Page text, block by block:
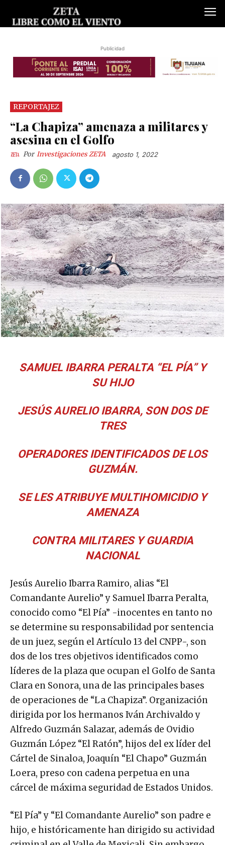
Publicidad
REPORTAJEZ
“La Chapiza” amenaza a militares y
asesina en el Golfo
Por Investigaciones ZETA agosto 1, 2022
SAMUEL IBARRA PERALTA “EL PÍA” Y
SU HIJO
JESÚS AURELIO IBARRA, SON DOS DE
TRES
OPERADORES IDENTIFICADOS DE LOS
GUZMÁN.
SE LES ATRIBUYE MULTIHOMICIDIO Y
AMENAZA
CONTRA MILITARES Y GUARDIA
NACIONAL
Jesús Aurelio Ibarra Ramiro, alias “El
Comandante Aurelio” y Samuel Ibarra Peralta,
conocido como “El Pía” -inocentes en tanto no
se determine su responsabilidad por sentencia
de un juez, según el Artículo 13 del CNPP-, son
dos de los tres objetivos identificados como
líderes de la plaza que ocupan el Golfo de Santa
Clara en Sonora, una de las principales bases
de operaciones de “La Chapiza”. Organización
dirigida por los hermanos Iván Archivaldo y
Alfredo Guzmán Salazar, además de Ovidio
Guzmán López “El Ratón”, hijos del ex líder del
Cártel de Sinaloa, Joaquín “El Chapo” Guzmán
Loera, preso con cadena perpetua en una
cárcel de máxima seguridad de Estados Unidos.
“El Pía” y “El Comandante Aurelio” son padre e
hijo, e históricamente han dirigido su actividad